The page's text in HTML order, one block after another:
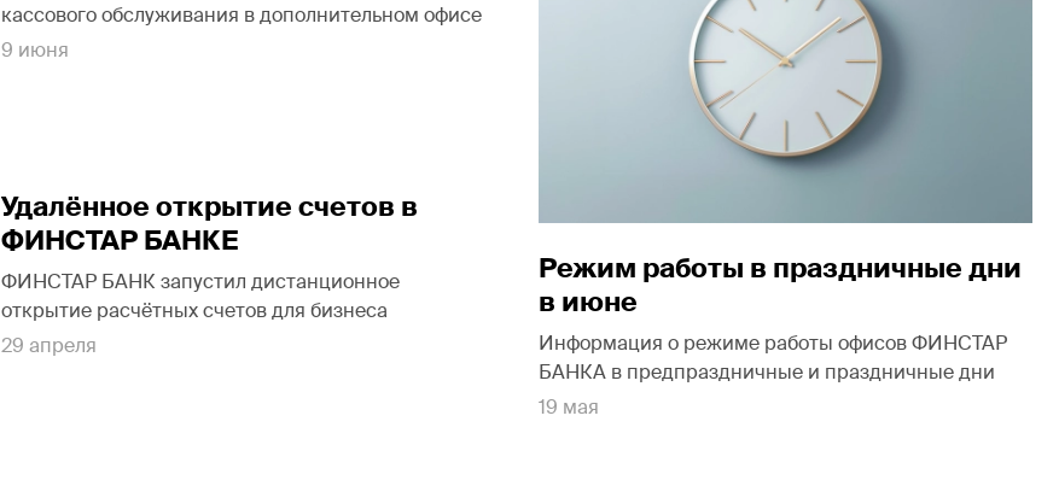
кассового обслуживания в дополнительном офисе
9 июня
Режим работы в праздничные дни
в июне
Информация о режиме работы офисов ФИНСТАР
БАНКА в предпраздничные и праздничные дни
19 мая
Удалённое открытие счетов в
ФИНСТАР БАНКЕ
ФИНСТАР БАНК запустил дистанционное
открытие расчётных счетов для бизнеса
29 апреля